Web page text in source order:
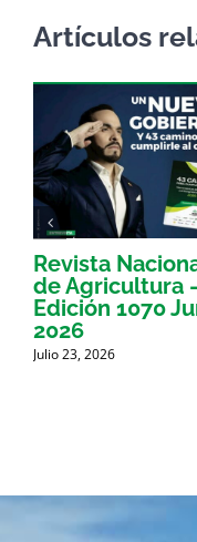
Artículos
Revista
de Agricultura
Edición 1070
2026
Julio 23, 2026